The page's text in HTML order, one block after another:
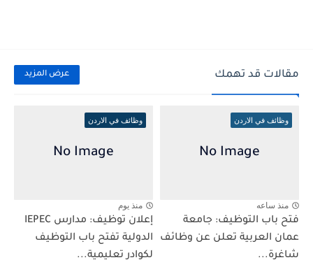
مقالات قد تهمك عرض المزيد
وظائف في الاردن
منذ ساعه
فتح باب التوظيف: جامعة
عمان العربية تعلن عن وظائف
شاغرة...
وظائف في الاردن
منذ يوم
إعلان توظيف: مدارس IEPEC
الدولية تفتح باب التوظيف
لكوادر تعليمية...